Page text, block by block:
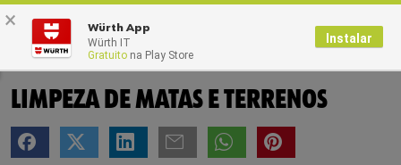
Home Blog
LIMPEZA DE MATAS E TERRENOS
× Würth App
Würth IT
Gratuito na Play Store
Instalar